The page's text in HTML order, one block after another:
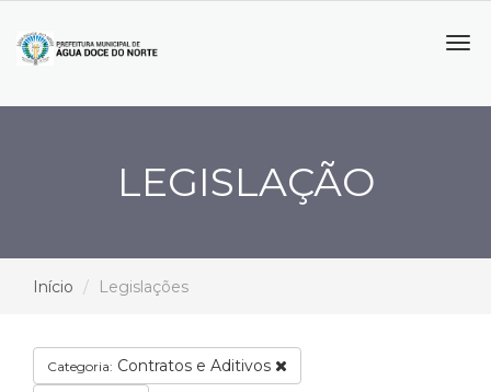
LEGISLAÇÃO
Início Legislações
Categoria: Contratos e Aditivos